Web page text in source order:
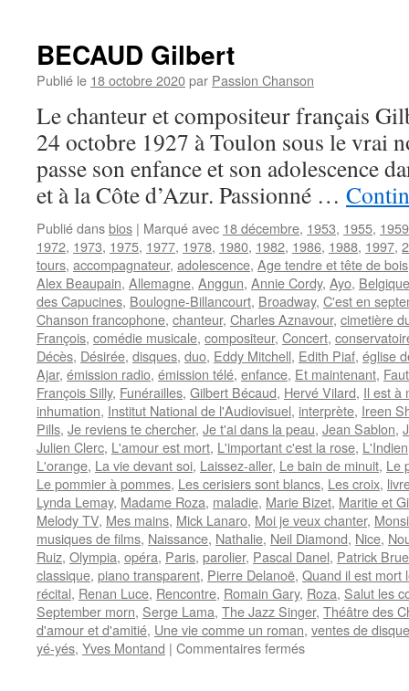
BECAUD Gilbert
Publié le 18 octobre 2020par Passion Chanson
Le chanteur et compositeur français
24 octobre 1927 à Toulon sous le vrai
passe son enfance et son adolescence
et à la Côte d’Azur. Passionné …
Publié dansbios | Marqué avec 18 décembre, 1953, 1955, 1959
1972, 1973, 1975, 1977, 1978, 1980, 1982, 1986, 1988, 1997,
tours, accompagnateur, adolescence, Age tendre et tête de bois
Alex Beaupain, Allemagne, Anggun, Annie Cordy, Ayo, Belgique
des Capucines, Boulogne-Billancourt, Broadway, C'est en
Chanson francophone, chanteur, Charles Aznavour, cimetière
François, comédie musicale, compositeur, Concert,
Décès, Désirée, disques, duo, Eddy Mitchell, Edith Piaf, église
Ajar, émission radio, émission télé, enfance, Et maintenant,
François Silly, Funérailles, Gilbert Bécaud, Hervé Vilard, Il est à
inhumation, Institut National de l'Audiovisuel, interprète, Ireen
Pills, Je reviens te chercher, Je t'ai dans la peau, Jean Sablon,
Julien Clerc, L'amour est mort, L'important c'est la rose, L'Indien
L'orange, La vie devant soi, Laissez-aller, Le bain de minuit, Le
Le pommier à pommes, Les cerisiers sont blancs, Les croix,
Lynda Lemay, Madame Roza, maladie, Marie Bizet, Maritie et
Melody TV, Mes mains, Mick Lanaro, Moi je veux chanter,
musiques de films, Naissance, Nathalie, Neil Diamond, Nice,
Ruiz, Olympia, opéra, Paris, parolier, Pascal Danel, Patrick
classique, piano transparent, Pierre Delanoë, Quand il est mort
récital, Renan Luce, Rencontre, Romain Gary, Roza, Salut les
September morn, Serge Lama, The Jazz Singer, Théâtre des
d'amour et d'amitié, Une vie comme un roman, ventes de
yé-yés, Yves Montand | Commentaires ferméssur